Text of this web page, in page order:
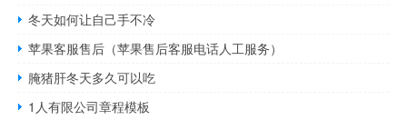
冬天如何让自己手不冷
苹果客服售后（苹果售后客服电话人工服务）
腌猪肝冬天多久可以吃
1人有限公司章程模板